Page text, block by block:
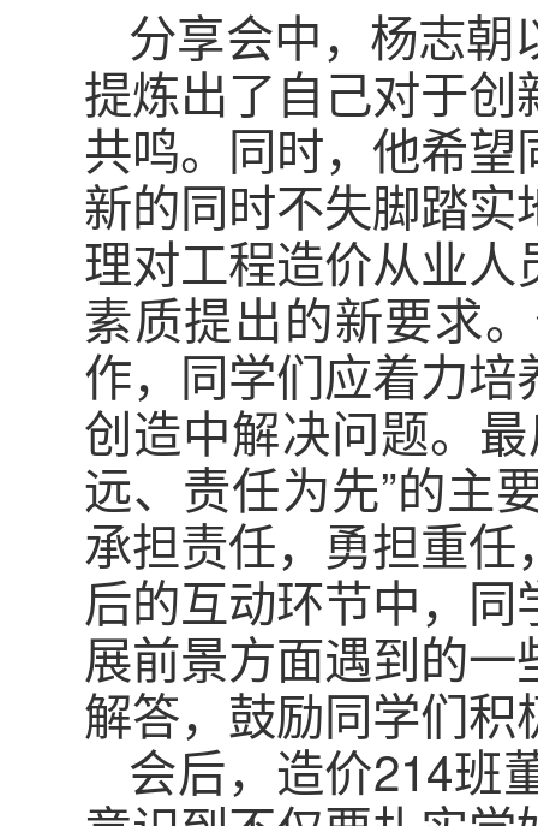
分享会中，杨志朝
提炼出了自己对于
共鸣。同时，他希
新的同时不失脚踏
理对工程造价从业
素质提出的新要求
作，同学们应着力
创造中解决问题。
远、责任为先”的主
承担责任，勇担重
后的互动环节中，
展前景方面遇到的
解答，鼓励同学们
会后，造价214班